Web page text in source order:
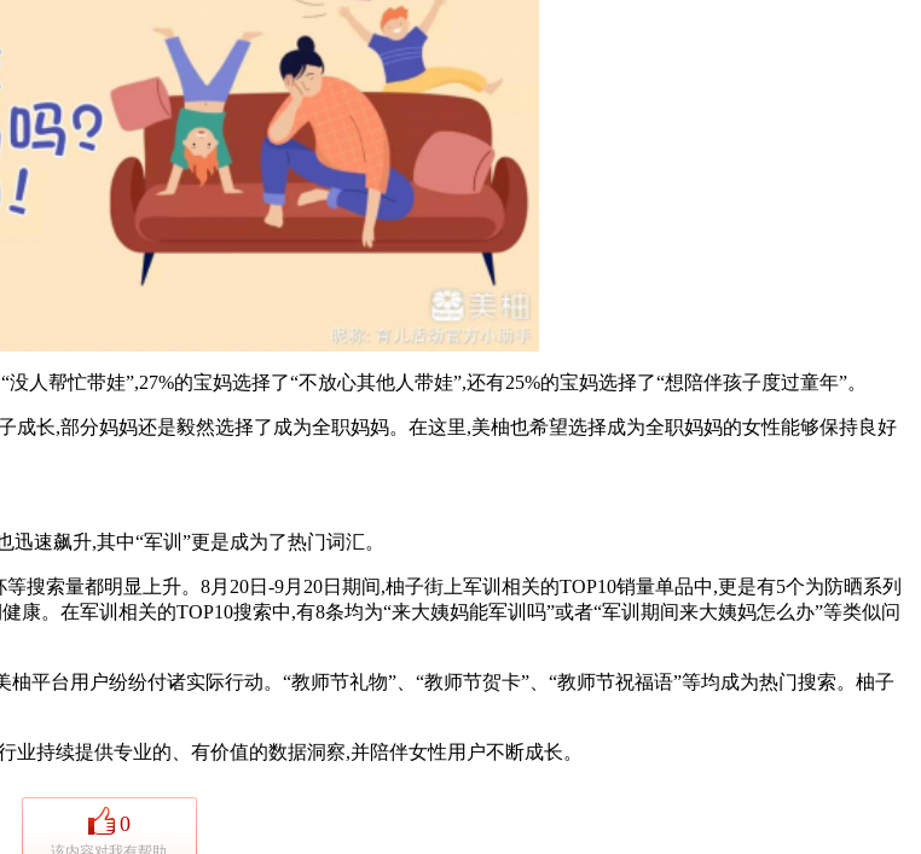
帮忙带娃”,27%的宝妈选择了“不放心其他人带娃”,还有25%的宝妈选择了“想陪伴孩子度过童年”。
长,部分妈妈还是毅然选择了成为全职妈妈。在这里,美柚也希望选择成为全职妈妈的女性能够保持良好
速飙升,其中“军训”更是成为了热门词汇。
索量都明显上升。8月20日-9月20日期间,柚子街上军训相关的TOP10销量单品中,更是有5个为防晒系列
。在军训相关的TOP10搜索中,有8条均为“来大姨妈能军训吗”或者“军训期间来大姨妈怎么办”等类似问
台用户纷纷付诸实际行动。“教师节礼物”、“教师节贺卡”、“教师节祝福语”等均成为热门搜索。柚子
持续提供专业的、有价值的数据洞察,并陪伴女性用户不断成长。
0